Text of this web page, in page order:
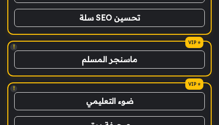
تحسين SEO سلة
!
ماسنجر المسلم
!
ضوء التعليمي